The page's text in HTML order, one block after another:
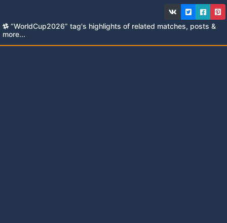
“WorldCup2026” tag's highlights of related matches, posts &
more...